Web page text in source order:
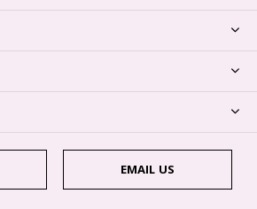
EMAIL US